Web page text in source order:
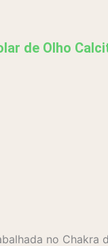
de Olho
no Chakra